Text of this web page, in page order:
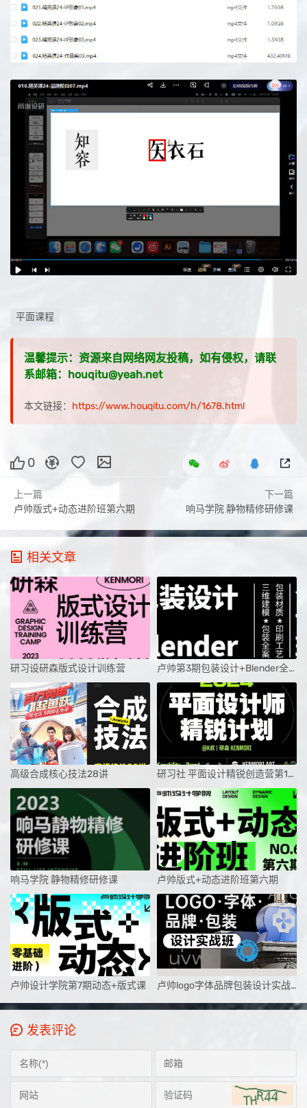
平面课程
温馨提示：资源来自网络网友投稿，如有侵权，请联
系邮箱：houqitu@yeah.net
本文链接： https://www.houqitu.com/h/1678.html
0
上一篇
卢帅版式+动态进阶班第六期
下一篇
响马学院 静物精修研修课
相关文章
研习设研森版式设计训练营 卢帅第3期包装设计+Blender全能班
高级合成核心技法28讲 研习社 平面设计精锐创造营第1期课程2024
响马学院 静物精修研修课 卢帅版式+动态进阶班第六期
卢帅设计学院第7期动态+版式课 卢帅logo字体品牌包装设计实战班第5期
发表评论